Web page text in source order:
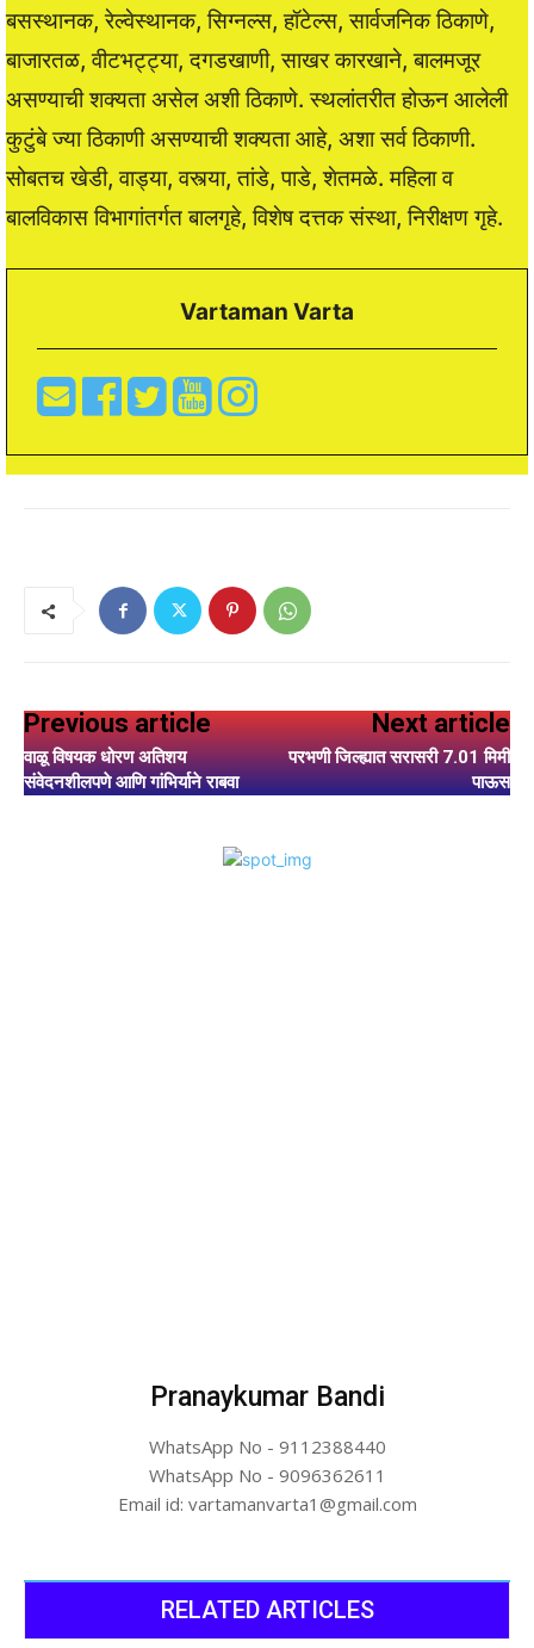
बसस्थानक, रेल्वेस्थानक, सिग्नल्स, हॉटेल्स, सार्वजनिक ठिकाणे,
बाजारतळ, वीटभट्ट्या, दगडखाणी, साखर कारखाने, बालमजूर
असण्याची शक्यता असेल अशी ठिकाणे. स्थलांतरीत होऊन आलेली
कुटुंबे ज्या ठिकाणी असण्याची शक्यता आहे, अशा सर्व ठिकाणी.
सोबतच खेडी, वाड्या, वस्त्या, तांडे, पाडे, शेतमळे. महिला व
बालविकास विभागांतर्गत बालगृहे, विशेष दत्तक संस्था, निरीक्षण गृहे.
Vartaman Varta
Previous article
वाळू विषयक धोरण अतिशय
संवेदनशीलपणे आणि गांभिर्याने राबवा
Next article
परभणी जिल्ह्यात सरासरी 7.01 मिमी
पाऊस
Pranaykumar Bandi
WhatsApp No - 9112388440
WhatsApp No - 9096362611
Email id: vartamanvarta1@gmail.com
RELATED ARTICLES